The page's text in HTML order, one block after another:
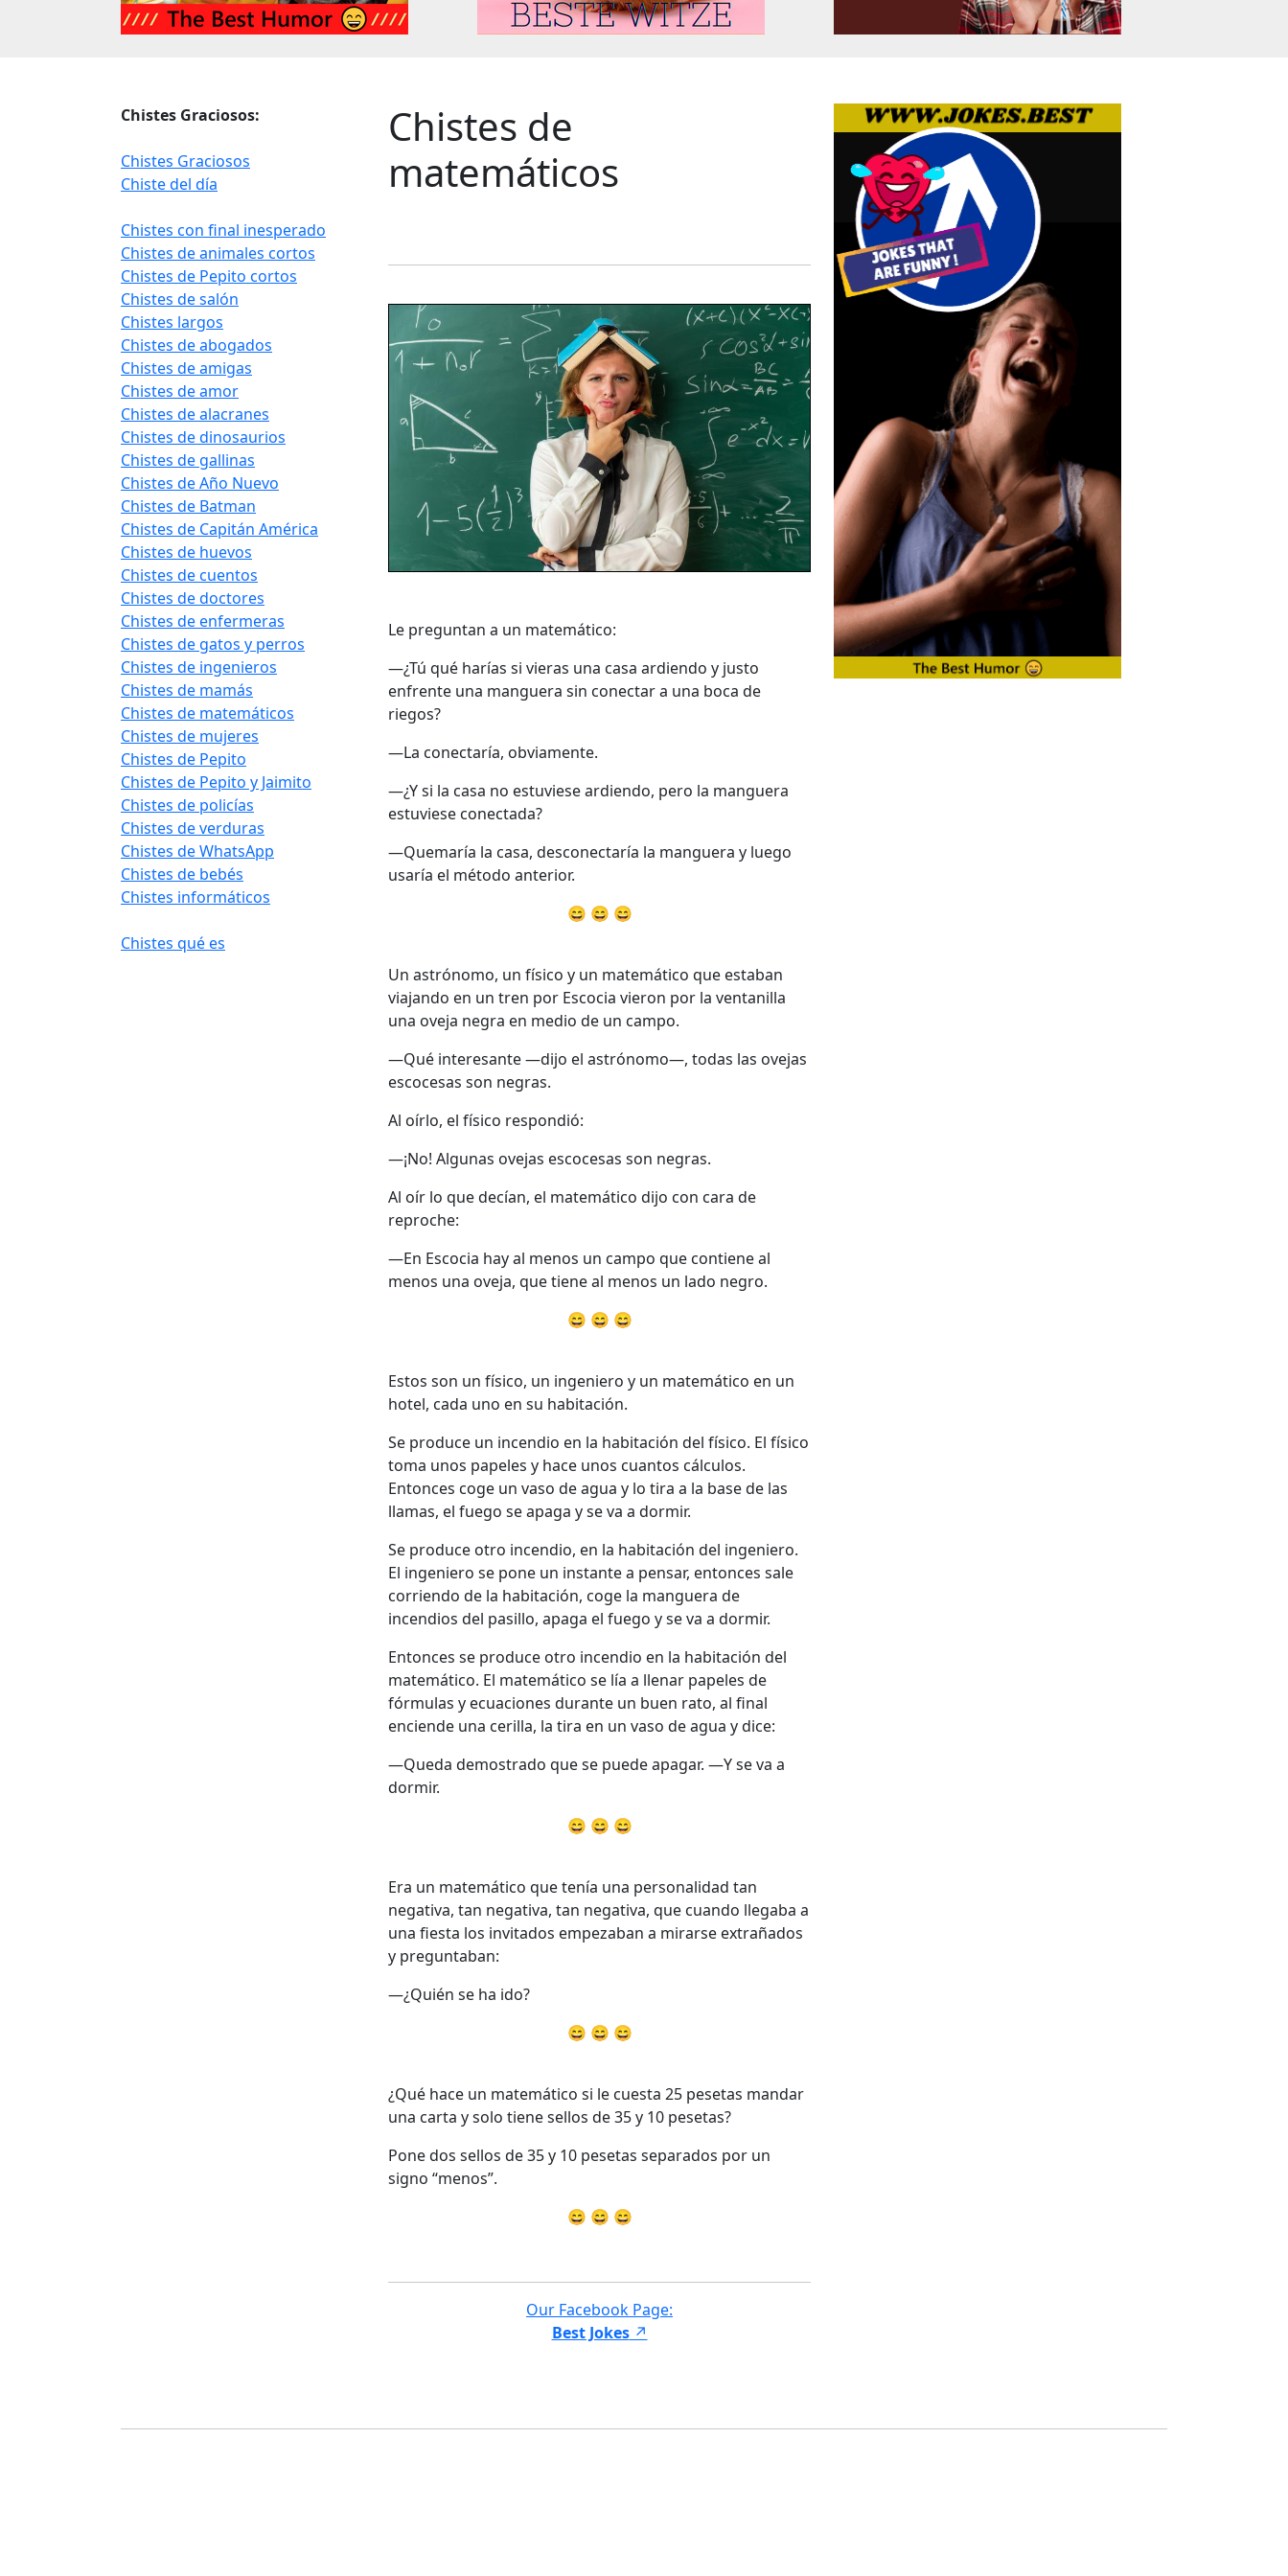
Chistes Graciosos:
Chistes Graciosos
Chiste del día
Chistes con final inesperado
Chistes de animales cortos
Chistes de Pepito cortos
Chistes de salón
Chistes largos
Chistes de abogados
Chistes de amigas
Chistes de amor
Chistes de alacranes
Chistes de dinosaurios
Chistes de gallinas
Chistes de Año Nuevo
Chistes de Batman
Chistes de Capitán América
Chistes de huevos
Chistes de cuentos
Chistes de doctores
Chistes de enfermeras
Chistes de gatos y perros
Chistes de ingenieros
Chistes de mamás
Chistes de matemáticos
Chistes de mujeres
Chistes de Pepito
Chistes de Pepito y Jaimito
Chistes de policías
Chistes de verduras
Chistes de WhatsApp
Chistes de bebés
Chistes informáticos
Chistes qué es
Chistes de
matemáticos
Le preguntan a un matemático:
—¿Tú qué harías si vieras una casa ardiendo y justo
enfrente una manguera sin conectar a una boca de
riegos?
—La conectaría, obviamente.
—¿Y si la casa no estuviese ardiendo, pero la manguera
estuviese conectada?
—Quemaría la casa, desconectaría la manguera y luego
usaría el método anterior.
😄 😄 😄
Un astrónomo, un físico y un matemático que estaban
viajando en un tren por Escocia vieron por la ventanilla
una oveja negra en medio de un campo.
—Qué interesante —dijo el astrónomo—, todas las ovejas
escocesas son negras.
Al oírlo, el físico respondió:
—¡No! Algunas ovejas escocesas son negras.
Al oír lo que decían, el matemático dijo con cara de
reproche:
—En Escocia hay al menos un campo que contiene al
menos una oveja, que tiene al menos un lado negro.
😄 😄 😄
Estos son un físico, un ingeniero y un matemático en un
hotel, cada uno en su habitación.
Se produce un incendio en la habitación del físico. El físico
toma unos papeles y hace unos cuantos cálculos.
Entonces coge un vaso de agua y lo tira a la base de las
llamas, el fuego se apaga y se va a dormir.
Se produce otro incendio, en la habitación del ingeniero.
El ingeniero se pone un instante a pensar, entonces sale
corriendo de la habitación, coge la manguera de
incendios del pasillo, apaga el fuego y se va a dormir.
Entonces se produce otro incendio en la habitación del
matemático. El matemático se lía a llenar papeles de
fórmulas y ecuaciones durante un buen rato, al final
enciende una cerilla, la tira en un vaso de agua y dice:
—Queda demostrado que se puede apagar. —Y se va a
dormir.
😄 😄 😄
Era un matemático que tenía una personalidad tan
negativa, tan negativa, tan negativa, que cuando llegaba a
una fiesta los invitados empezaban a mirarse extrañados
y preguntaban:
—¿Quién se ha ido?
😄 😄 😄
¿Qué hace un matemático si le cuesta 25 pesetas mandar
una carta y solo tiene sellos de 35 y 10 pesetas?
Pone dos sellos de 35 y 10 pesetas separados por un
signo “menos”.
😄 😄 😄
Our Facebook Page:
Best Jokes↗